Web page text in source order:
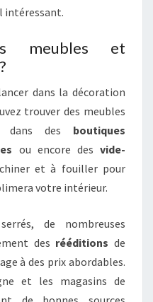
intéressant.
meubles et
dans la décoration
trouver des meubles
dans des boutiques
ou encore desvide-
et à fouiller pour
votre intérieur.
de nombreuses
des rééditions de
à des prix abordables.
et les magasins de